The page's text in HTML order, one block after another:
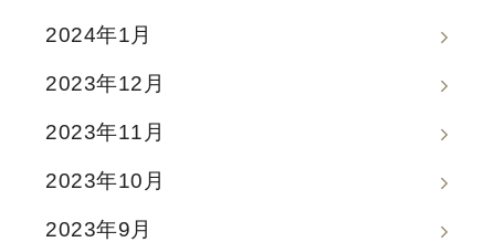
2024年1月
2023年12月
2023年11月
2023年10月
2023年9月